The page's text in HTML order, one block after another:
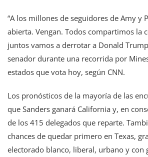
“A los millones de seguidores de Amy y
abierta. Vengan. Todos compartimos la
juntos vamos a derrotar a Donald
senador durante una recorrida por
estados que vota hoy, según CNN.
Los pronósticos de la mayoría de las
que Sanders ganará California y, en
de los 415 delegados que reparte.
chances de quedar primero en Texas,
electorado blanco, liberal, urbano y con